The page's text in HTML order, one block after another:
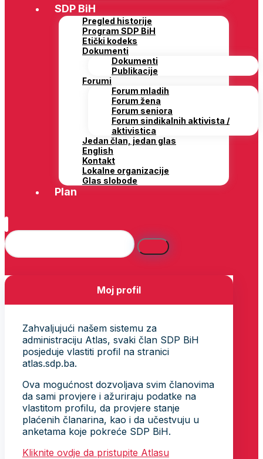
SDP BiH
Pregled historije
Program SDP BiH
Etički kodeks
Dokumenti
Dokumenti
Publikacije
Forumi
Forum mladih
Forum žena
Forum seniora
Forum sindikalnih aktivista /
aktivistica
Jedan član, jedan glas
English
Kontakt
Lokalne organizacije
Glas slobode
Plan
Moj profil
Zahvaljujući našem sistemu za
administraciju Atlas, svaki član SDP BiH
posjeduje vlastiti profil na stranici
atlas.sdp.ba.
Ova mogućnost dozvoljava svim članovima
da sami provjere i ažuriraju podatke na
vlastitom profilu, da provjere stanje
plaćenih članarina, kao i da učestvuju u
anketama koje pokreće SDP BiH.
Kliknite ovdje da pristupite Atlasu